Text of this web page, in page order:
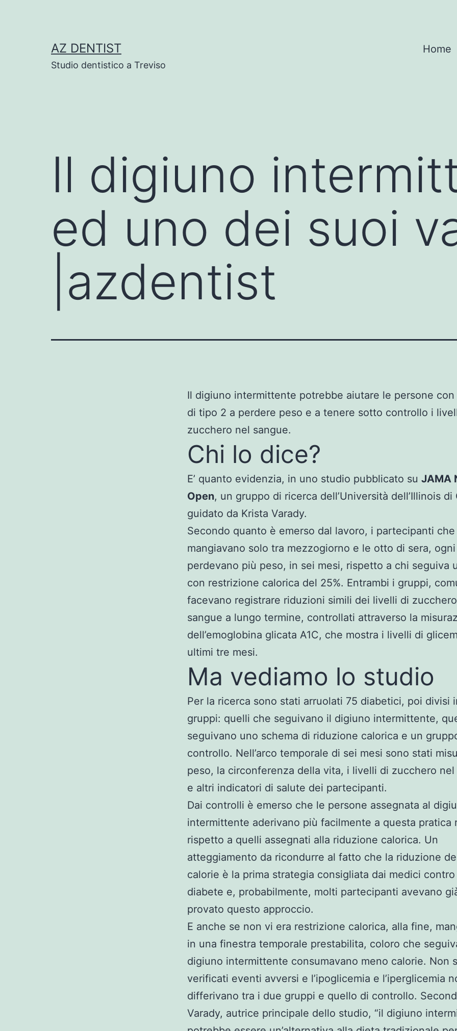
AZ DENTIST
Studio dentistico a Treviso
Home
Il digiuno
ed uno dei suoi
|azdentist
Il digiuno intermittente potrebbe aiutare le persone
di tipo 2 a perdere peso e a tenere sotto controllo i
zucchero nel sangue.
Chi lo dice?
E’ quanto evidenzia, in uno studio pubblicato su JAMA
Open, un gruppo di ricerca dell’Università dell’Illinois di
guidato da Krista Varady.
Secondo quanto è emerso dal lavoro, i partecipanti che
mangiavano solo tra mezzogiorno e le otto di sera,
perdevano più peso, in sei mesi, rispetto a chi seguiva
con restrizione calorica del 25%. Entrambi i gruppi,
facevano registrare riduzioni simili dei livelli di
sangue a lungo termine, controllati attraverso la
dell’emoglobina glicata A1C, che mostra i livelli di
ultimi tre mesi.
Ma vediamo lo studio
Per la ricerca sono stati arruolati 75 diabetici, poi divisi
gruppi: quelli che seguivano il digiuno intermittente,
seguivano uno schema di riduzione calorica e un
controllo. Nell’arco temporale di sei mesi sono stati
peso, la circonferenza della vita, i livelli di zucchero nel
e altri indicatori di salute dei partecipanti.
Dai controlli è emerso che le persone assegnata al
intermittente aderivano più facilmente a questa pratica
rispetto a quelli assegnati alla riduzione calorica. Un
atteggiamento da ricondurre al fatto che la riduzione
calorie è la prima strategia consigliata dai medici
diabete e, probabilmente, molti partecipanti avevano
provato questo approccio.
E anche se non vi era restrizione calorica, alla fine,
in una finestra temporale prestabilita, coloro che
digiuno intermittente consumavano meno calorie. Non
verificati eventi avversi e l’ipoglicemia e l’iperglicemia
differivano tra i due gruppi e quello di controllo.
Varady, autrice principale dello studio, “il digiuno